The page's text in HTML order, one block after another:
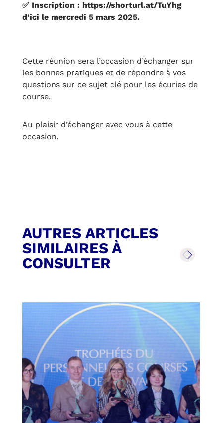
✅ Inscription : https://shorturl.at/TuYhg
d’ici le mercredi 5 mars 2025.
Cette réunion sera l’occasion d’échanger sur
les bonnes pratiques et de répondre à vos
questions sur ce sujet clé pour les écuries de
course.
Au plaisir d’échanger avec vous à cette
occasion.
AUTRES ARTICLES
SIMILAIRES À
CONSULTER